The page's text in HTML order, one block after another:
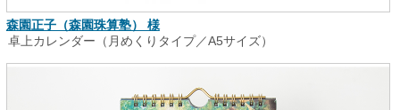
森園正子（森園珠算塾） 様
卓上カレンダー（月めくりタイプ／A5サイズ）